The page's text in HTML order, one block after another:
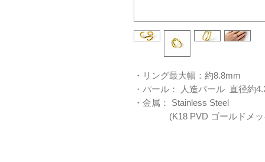
・リング最大幅：約8.8mm
・パール： 人造パール 直径約
・金属： Stainless Steel
(K18 PVD ゴールドメッ